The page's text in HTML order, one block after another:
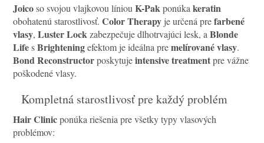
Joicoso svojou vlajkovou líniou K-Pak ponúka keratin
obohatenú starostlivosť. Color Therapyje určená prefarbené
vlasy, Luster Lock zabezpečuje dlhotrvajúci lesk, a Blonde
LifesBrighteningefektom je ideálna premelírované vlasy.
Bond Reconstructorposkytujeintensive treatmentpre vážne
poškodené vlasy.
Kompletná starostlivosť pre každý problém
Hair Clinicponúka riešenia pre všetky typy vlasových
problémov: